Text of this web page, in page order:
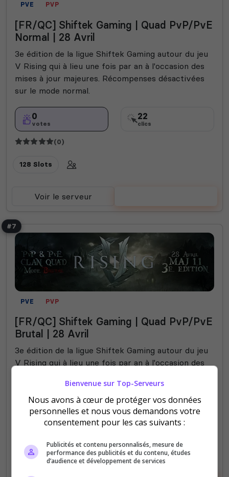
PVE PVP
[FR/QC] Shiftek Gaming | Quad PvP/PvE
Normal | 28 Avril
3e édition de la ligue Shiftek Gaming autour du jeu
V Rising qui à lieu une fois par an à l'occasion des
mises à jour majeures. Récompenses désactivées
sur le mode normal.
0
votes
22
clics
(0)
128 Slots
Voir le serveur
#7
PVE PVP
[FR/QC] Shiftek Gaming | Quad PvP/PvE
Brutal | 28 Avril
3e édition de la ligue Shiftek Gaming autour du jeu
V Rising qui à lieu une fois par an à l'occasion des
0
votes
26
clics
(0)
128 Slots
Bienvenue sur Top-Serveurs
Nous avons à cœur de protéger vos données
personnelles et nous vous demandons votre
consentement pour les cas suivants :
Publicités et contenu personnalisés, mesure de
performance des publicités et du contenu, études
d’audience et développement de services